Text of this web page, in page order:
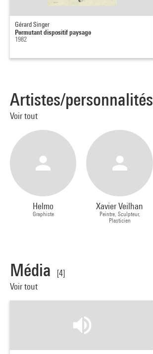
Gérard Singer
Permutant dispositif paysage
1982
Artistes/personnalités
Voir tout
Helmo
Graphiste
Xavier Veilhan
Peintre, Sculpteur,
Plasticien
Média
[4]
Voir tout